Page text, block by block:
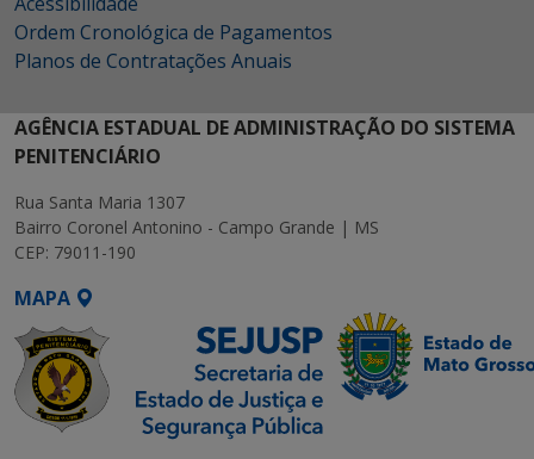
Ordem Cronológica de Pagamentos
Planos de Contratações Anuais
AGÊNCIA ESTADUAL DE ADMINISTRAÇÃO DO SISTEMA
PENITENCIÁRIO
Rua Santa Maria 1307
Bairro Coronel Antonino - Campo Grande | MS
CEP: 79011-190
MAPA